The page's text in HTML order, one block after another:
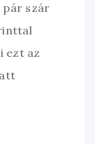
pár szár
ezt az